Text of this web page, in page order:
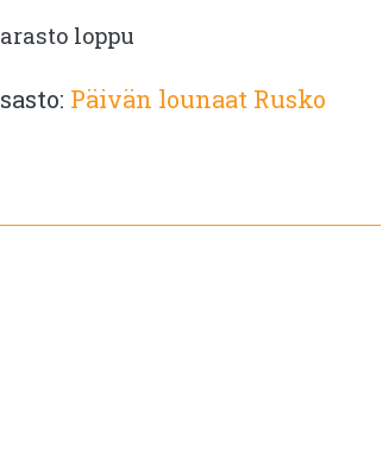
loppu
Päivän lounaat Rusko